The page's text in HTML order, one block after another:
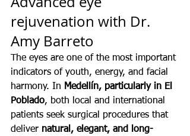
rejuvenation with Dr.
Amy Barreto
The eyes are one of the most important
indicators of youth, energy, and facial
harmony. In Medellín, particularly in El
Poblado, both local and international
patients seek surgical procedures that
deliver natural, elegant, and long-